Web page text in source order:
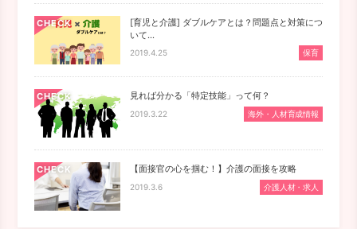
CHECK
[育児と介護] ダブルケアとは？問題点と対策につ
いて…
2019.4.25 保育
CHECK 見れば分かる「特定技能」って何？
2019.3.22 海外・人材育成情報
CHECK 【面接官の心を掴む！】介護の面接を攻略
2019.3.6 介護人材・求人